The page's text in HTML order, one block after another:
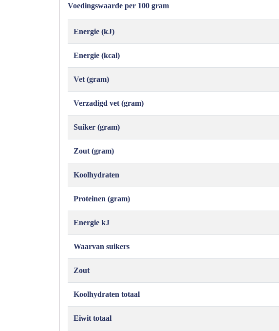
Voedingswaarde per 100 gram
Energie (kJ)
Energie (kcal)
Vet (gram)
Verzadigd vet (gram)
Suiker (gram)
Zout (gram)
Koolhydraten
Proteinen (gram)
Energie kJ
Waarvan suikers
Zout
Koolhydraten totaal
Eiwit totaal